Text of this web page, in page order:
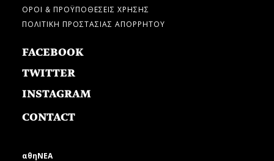
ΟΡΟΙ & ΠΡΟΫΠΟΘΕΣΕΙΣ ΧΡΗΣΗΣ
ΠΟΛΙΤΙΚΗ ΠΡΟΣΤΑΣΙΑΣ ΑΠΟΡΡΗΤΟΥ
FACEBOOK
TWITTER
INSTAGRAM
CONTACT
αθηΝΕΑ